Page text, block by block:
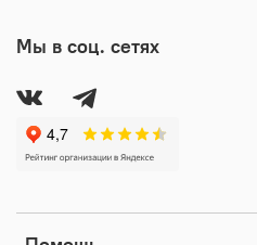
Мы в соц. сетях